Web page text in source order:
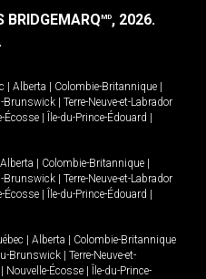
BRIDGEMARQMD, 2026.
Alberta Colombie-Britannique
Brunswick
Terre-Neuve-et-Labrador
Écosse Île-du-Prince-Édouard
Alberta Colombie-Britannique
Brunswick
Terre-Neuve-et-Labrador
Écosse Île-du-Prince-Édouard
Alberta
Colombie-Britannique
Brunswick
Terre-Neuve-et-
Nouvelle-Écosse
Île-du-Prince-